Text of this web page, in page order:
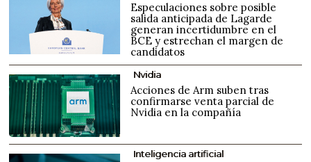
Especulaciones sobre posible
salida anticipada de Lagarde
generan incertidumbre en el
BCE y estrechan el margen de
candidatos
Nvidia
Acciones de Arm suben tras
confirmarse venta parcial de
Nvidia en la compañía
Inteligencia artificial